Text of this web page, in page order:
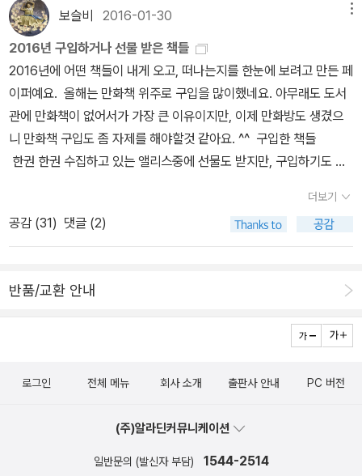
어서, 왜 이 시리즈가 어린이들이 좋아하는지 이해가 되었습니다. 책
도 재미있는데, 오디오북도 연기를 하면서 읽어주니 훨씬 재미있어
요. 오디오북도 함께 들으시는것을 강추합니다. 챕터식으로 나눠 있
어서, 영어책 읽고, 듣기에 좋아요. 13층에서 시작해서 벌서 104층
까지 오게된 시리즈입니다. 저는 91층까지만 읽었어요.^^ 처음 제가
영어책을 읽으니 조카가 한글과 비교해서 읽어보긴했는데, 아직은 영
어책보다는 한글로 읽는게 좋다고....ㅋㅋㅋㅋ 아직은 영어책 읽기를
숙제처럼 강요할 생각은 없기 때문에, 아쉽지만 저만 읽기로 했습니
다. 각 나무층마자 특색있는 공간들이 많아요. 실제 이런곳이 있으면
정말 좋겠다는 상상은 아마 어릴때 많이들 했을거란 생각이 듭니
요. 처음에는 나무층마다의 에피소드를 다룬 책인가 했는데, 해적, 우
을 만드는것도 기발하듯이, 사건, 사고도 기발하고 해결 방법도 기발
합니다. 이런 책들을 읽을수 있는 어린 시절을 갖고 있다니 부럽네요.
나 어릴적에는 이런류의 책들이 없었는데 말이죠^^ 눈처럼 내리는
이지 읽다가 내 스타일이 아닌가? 고민하다가, 조금 더 읽어보자...했
보슬비 2016-01-30
2016년 구입하거나 선물 받은 책들
2016년에 어떤 책들이 내게 오고, 떠나는지를 한눈에 보려고 만든 페
이퍼예요. 올해는 만화책 위주로 구입을 많이했네요. 아무래도 도서
관에 만화책이 없어서가 가장 큰 이유이지만, 이제 만화방도 생겼으
니 만화책 구입도 좀 자제를 해야할것 같아요. ^^ 구입한 책들
한권 한권 수집하고 있는 앨리스중에 선물도 받지만, 구입하기도 해
블로 출간된 '왕좌 게임' - 소설도 완갈되길 바라는 마음이었는데, 그
래픽 노블도 완간되길... 엑스맨 시빌워 때문에 마블 코믹스
트맨 제대로 만화를 본적 없으면서 계속 소장하고 있어요. ^^마블 코
뭐 먹었어?' 처음 구입했때는 3~5편정도에 끝나는 시리즈일거라 생
갖고 있어도 좋겠다 싶어요.^^ 인간보다 더 인간적인 로봇들의
이야기. 우주소년 아톰이 이렇게 아름다운 외전으로 만날수도 있구
더보기
공감 (31) 댓글 (2)
반품/교환 안내
로그인 전체 메뉴 회사 소개 출판사 안내 PC 버전
(주)알라딘커뮤니케이션
일반문의 (발신자 부담) 1544-2514